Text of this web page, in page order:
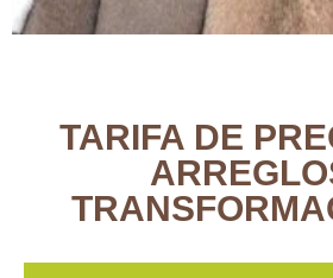
TARIFA DE